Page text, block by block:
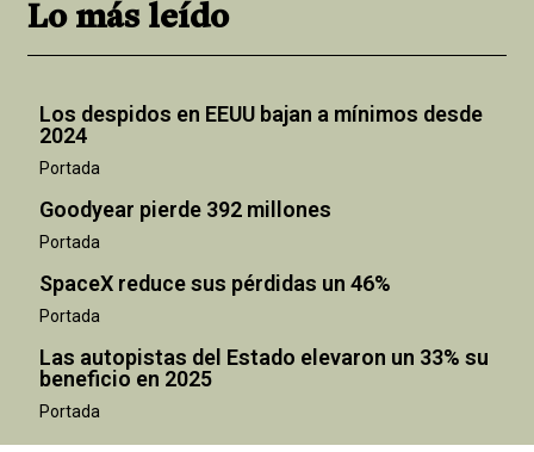
Lo más leído
Los despidos en EEUU bajan a mínimos desde
2024
Portada
Goodyear pierde 392 millones
Portada
SpaceX reduce sus pérdidas un 46%
Portada
Las autopistas del Estado elevaron un 33% su
beneficio en 2025
Portada